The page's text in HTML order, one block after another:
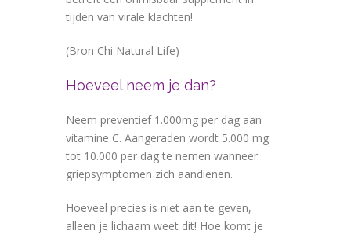
tijden van virale klachten!
(Bron Chi Natural Life)
Hoeveel neem je dan?
Neem preventief 1.000mg per dag aan
vitamine C. Aangeraden wordt 5.000 mg
tot 10.000 per dag te nemen wanneer
griepsymptomen zich aandienen.
Hoeveel precies is niet aan te geven,
alleen je lichaam weet dit! Hoe komt je